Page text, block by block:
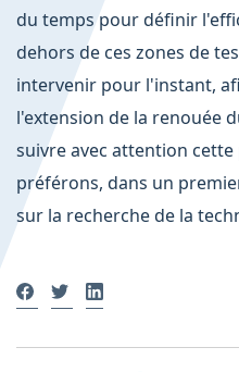
du temps pour définir
dehors de ces zones de
intervenir pour l'instant,
l'extension de la renouée
suivre avec attention
préférons, dans un
sur la recherche de la